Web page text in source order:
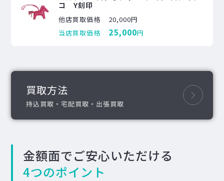
コ Y刻印
他店買取価格
20,000円
当店買取価格
25,000円
買取方法
持込買取・宅配買取・出張買取
金額面でご安心いただける
4つのポイント